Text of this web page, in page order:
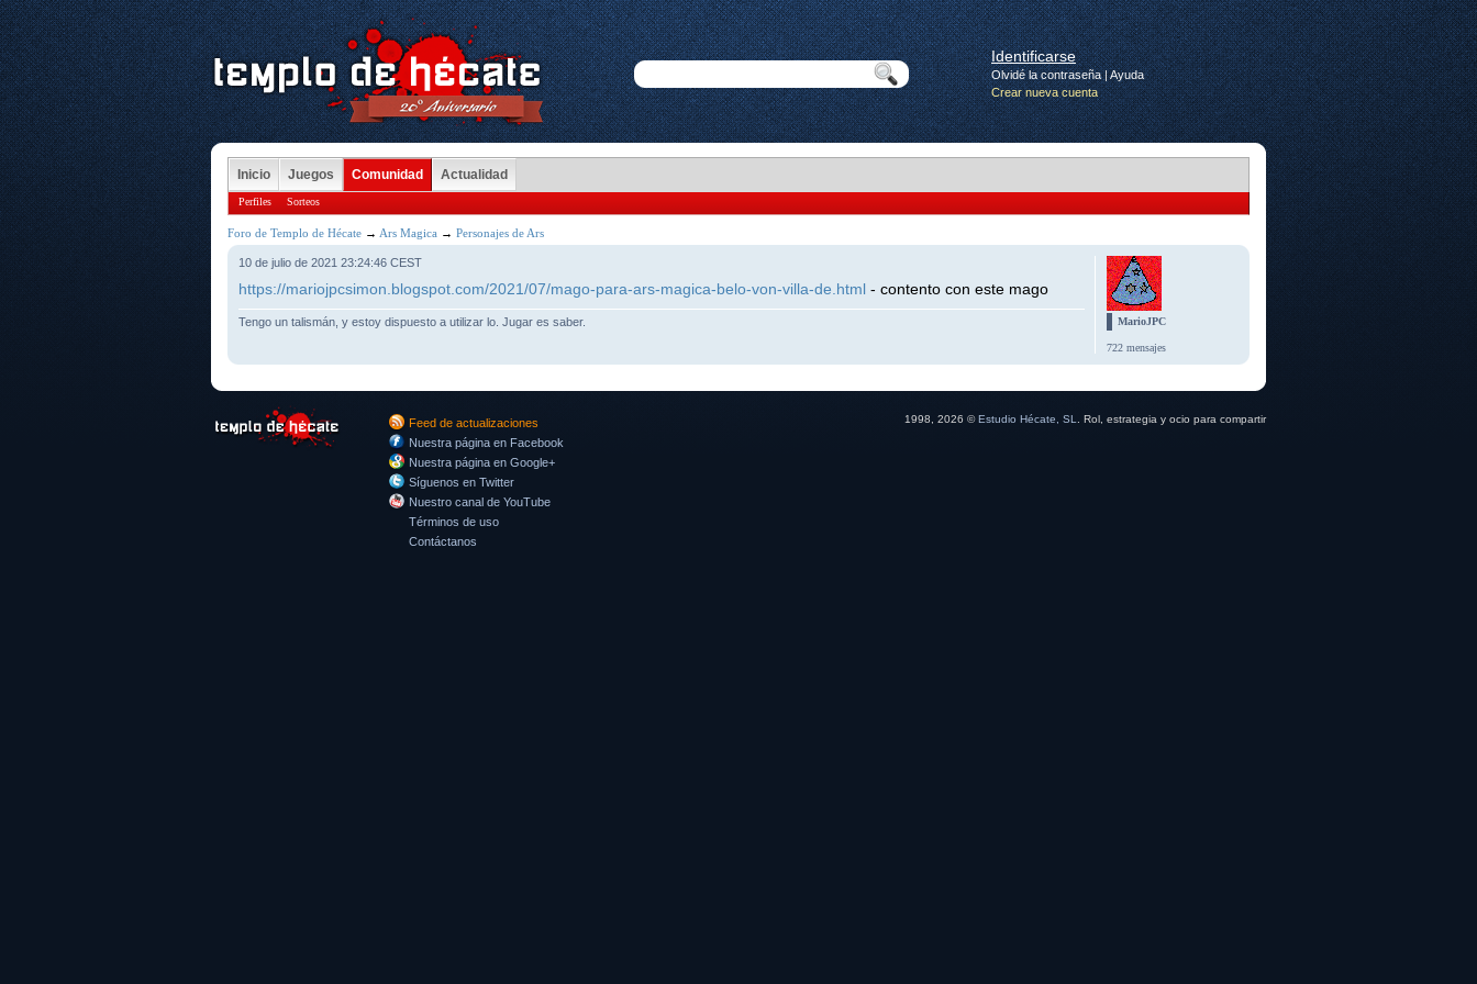
Identificarse
Olvidé la contraseña|Ayuda
Crear nueva cuenta
Inicio Juegos Comunidad Actualidad
Perfiles Sorteos
Foro de Templo de Hécate → Ars Magica → Personajes de Ars
MarioJPC
722 mensajes
10 de julio de 2021 23:24:46 CEST
https://mariojpcsimon.blogspot.com/2021/07/mago-para-ars-magica-belo-von-villa-de.html - contento con este mago
Tengo un talismán, y estoy dispuesto a utilizar lo. Jugar es saber.
Feed de actualizaciones
Nuestra página en Facebook
Nuestra página en Google+
Síguenos en Twitter
Nuestro canal de YouTube
Términos de uso
Contáctanos
1998, 2026 ©Estudio Hécate, SL . Rol, estrategia y ocio para compartir